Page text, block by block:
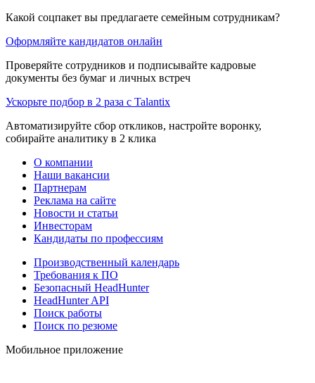
Какой соцпакет вы предлагаете семейным сотрудникам?
Оформляйте кандидатов онлайн
Проверяйте сотрудников и подписывайте кадровые
документы без бумаг и личных встреч
Ускорьте подбор в 2 раза с Talantix
Автоматизируйте сбор откликов, настройте воронку,
собирайте аналитику в 2 клика
О компании
Наши вакансии
Партнерам
Реклама на сайте
Новости и статьи
Инвесторам
Кандидаты по профессиям
Производственный календарь
Требования к ПО
Безопасный HeadHunter
HeadHunter API
Поиск работы
Поиск по резюме
Мобильное приложение